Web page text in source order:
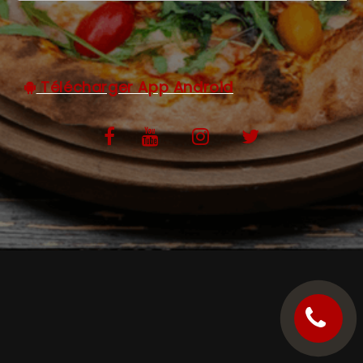
C.G.V
Télécharger App Android